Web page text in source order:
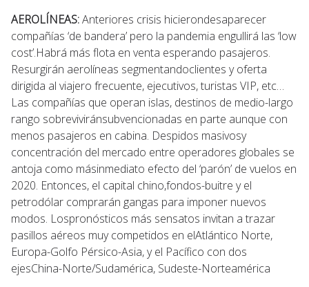
AEROLÍNEAS:Anteriores crisis hicierondesaparecer
compañías ‘de bandera’ pero la pandemia engullirá las ‘low
cost’.Habrá más flota en venta esperando pasajeros.
Resurgirán aerolíneas segmentandoclientes y oferta
dirigida al viajero frecuente, ejecutivos, turistas VIP, etc…
Las compañías que operan islas, destinos de medio-largo
rango sobreviviránsubvencionadas en parte aunque con
menos pasajeros en cabina. Despidos masivosy
concentración del mercado entre operadores globales se
antoja como másinmediato efecto del ‘parón’ de vuelos en
2020. Entonces, el capital chino,fondos-buitre y el
petrodólar comprarán gangas para imponer nuevos
modos. Lospronósticos más sensatos invitan a trazar
pasillos aéreos muy competidos en elAtlántico Norte,
Europa-Golfo Pérsico-Asia, y el Pacífico con dos
ejesChina-Norte/Sudamérica, Sudeste-Norteamérica